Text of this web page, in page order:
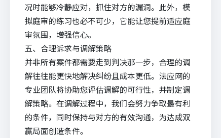
况时能够冷静应对，抓住对方的漏洞。此外，模
拟庭审的练习也必不可少，它能让您提前适应庭
审氛围，增强信心。
五、合理诉求与调解策略
并非所有案件都需要走到判决那一步，合理的调
解往往能更快地解决纠纷且成本更低。法应网的
专业团队将协助您评估调解的可行性，并制定调
解策略。在调解过程中，我们会努力争取最有利
的条件，同时保持与对方的有效沟通，为达成双
赢局面创造条件。